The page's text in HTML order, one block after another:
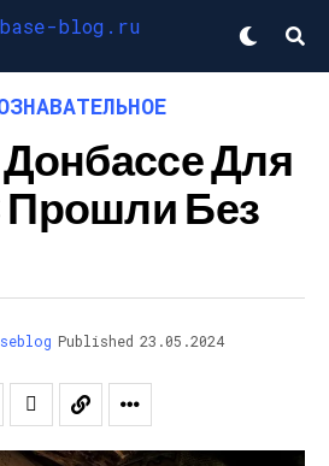
Для
Без
Published 23.05.2024